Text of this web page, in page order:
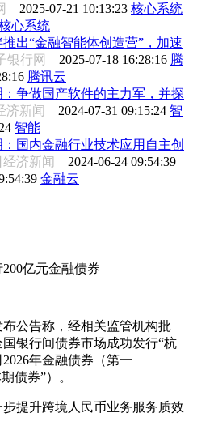
2025-07-21 10:13:23 核心系统
心系统
出“金融智能体创造营”，加速
银行网 2025-07-18 16:28:16 腾
腾讯云
争做国产软件的主力军，并探
济新闻 2024-07-31 09:15:24 智
智能
国内金融行业技术应用自主创
经济新闻 2024-06-24 09:54:39
金融云
亿元金融债券
公告称，经相关监管机构批
银行间债券市场成功发行“杭
年金融债券（第一
债券”）。
提升跨境人民币业务服务质效